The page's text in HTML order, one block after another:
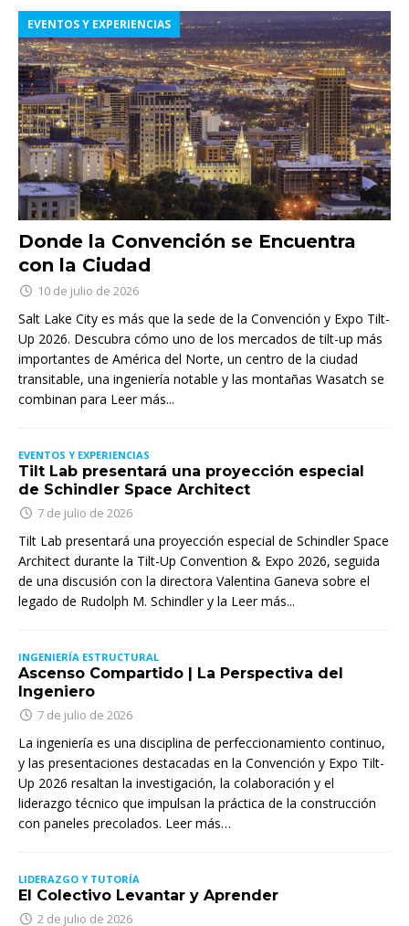
Donde la Convención se Encuentra
con la Ciudad
EVENTOS Y EXPERIENCIAS
10 de julio de 2026
Salt Lake City es más que la sede de la Convención y Expo Tilt-
Up 2026. Descubra cómo uno de los mercados de tilt-up más
importantes de América del Norte, un centro de la ciudad
transitable, una ingeniería notable y las montañas Wasatch se
combinan para Leer más...
EVENTOS Y EXPERIENCIAS
Tilt Lab presentará una proyección especial
de Schindler Space Architect
7 de julio de 2026
Tilt Lab presentará una proyección especial de Schindler Space
Architect durante la Tilt-Up Convention & Expo 2026, seguida
de una discusión con la directora Valentina Ganeva sobre el
legado de Rudolph M. Schindler y la Leer más...
INGENIERÍA ESTRUCTURAL
Ascenso Compartido | La Perspectiva del
Ingeniero
7 de julio de 2026
La ingeniería es una disciplina de perfeccionamiento continuo,
y las presentaciones destacadas en la Convención y Expo Tilt-
Up 2026 resaltan la investigación, la colaboración y el
liderazgo técnico que impulsan la práctica de la construcción
con paneles precolados. Leer más…
LIDERAZGO Y TUTORÍA
El Colectivo Levantar y Aprender
2 de julio de 2026